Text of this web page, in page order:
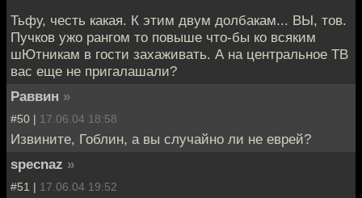
Тьфу, честь какая. К этим двум долбакам... ВЫ, тов.
Пучков ужо рангом то повыше что-бы ко всяким
шЮтникам в гости захаживать. А на центральное ТВ
вас еще не пригалашали?
Раввин »
#50 | 17.06.04 18:58
Извините, Гоблин, а вы случайно ли не еврей?
specnaz »
#51 | 17.06.04 19:52